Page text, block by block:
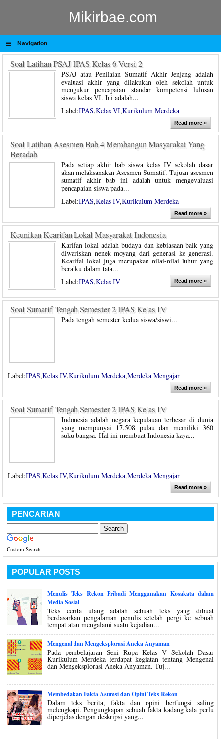
Mikirbae.com
≡ Navigation
Soal Latihan PSAJ IPAS Kelas 6 Versi 2
PSAJ atau Penilaian Sumatif Akhir Jenjang adalah
evaluasi akhir yang dilakukan oleh sekolah untuk
mengukur pencapaian standar kompetensi lulusan
siswa kelas VI. Ini adalah...
Label:IPAS,Kelas VI,Kurikulum Merdeka
Read more »
Soal Latihan Asesmen Bab 4 Membangun Masyarakat Yang
Beradab
Pada setiap akhir bab siswa kelas IV sekolah dasar
akan melaksanakan Asesmen Sumatif. Tujuan asesmen
sumatif akhir bab ini adalah untuk mengevaluasi
pencapaian siswa pada...
Label:IPAS,Kelas IV,Kurikulum Merdeka
Read more »
Keunikan Kearifan Lokal Masyarakat Indonesia
Karifan lokal adalah budaya dan kebiasaan baik yang
diwariskan nenek moyang dari generasi ke generasi.
Kearifal lokal juga merupakan nilai-nilai luhur yang
beralku dalam tata...
Label:IPAS,Kelas IV Read more »
Soal Sumatif Tengah Semester 2 IPAS Kelas IV
Pada tengah semester kedua siswa/siswi...
Label:IPAS,Kelas IV,Kurikulum Merdeka,Merdeka Mengajar
Read more »
Soal Sumatif Tengah Semester 2 IPAS Kelas IV
Indonesia adalah negara kepulauan terbesar di dunia
yang mempunyai 17.508 pulau dan memiliki 360
suku bangsa. Hal ini membuat Indonesia kaya...
Label:IPAS,Kelas IV,Kurikulum Merdeka,Merdeka Mengajar
Read more »
PENCARIAN
Custom Search
POPULAR POSTS
Menulis Teks Rekon Pribadi Menggunakan Kosakata dalam
Media Sosial
Teks cerita ulang adalah sebuah teks yang dibuat
berdasarkan pengalaman penulis setelah pergi ke sebuah
tempat atau mengalami suatu kejadian...
Mengenal dan Mengeksplorasi Aneka Anyaman
Pada pembelajaran Seni Rupa Kelas V Sekolah Dasar
Kurikulum Merdeka terdapat kegiatan tentang Mengenal
dan Mengeksplorasi Aneka Anyaman. Tuj...
Membedakan Fakta Asumsi dan Opini Teks Rekon
Dalam teks berita, fakta dan opini berfungsi saling
melengkapi. Pengungkapan sebuah fakta kadang kala perlu
diperjelas dengan deskripsi yang...